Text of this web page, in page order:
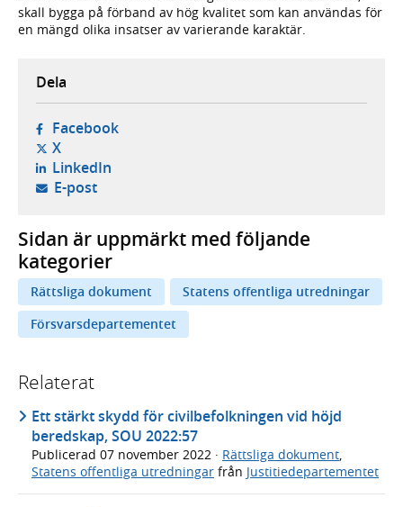
skall bygga på förband av hög kvalitet som kan användas för
en mängd olika insatser av varierande karaktär.
Dela
Facebook- öppnas i ny flik, extern webbplats,
X- öppnas i ny flik, extern webbplats,
LinkedIn- öppnas i ny flik, extern webbplats,
E-post- öppnar din e-postklient,
Sidan är uppmärkt med följande
kategorier
Rättsliga dokument
Statens offentliga utredningar
Försvarsdepartementet
Relaterat
Ett stärkt skydd för civilbefolkningen vid höjd
beredskap, SOU 2022:57
Publicerad 07 november 2022 · Rättsliga dokument,
Statens offentliga utredningar från Justitiedepartementet